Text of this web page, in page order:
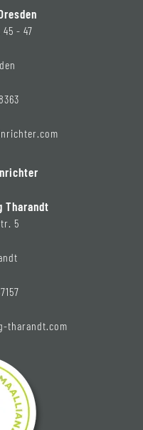
- 47
Tharandt
5
tharandt.com